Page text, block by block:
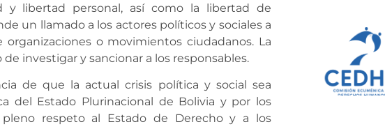
y libertad personal, así como la libertad de
un llamado a los actores políticos y sociales a
o movimientos ciudadanos. La
investigar y sancionar a los responsables.
de que la actual crisis política y social sea
del Estado Plurinacional de Bolivia y por los
pleno respeto al Estado de Derecho y a los